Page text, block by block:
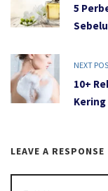
5
NEXT
10+
Kering
LEAVE A RESPONSE